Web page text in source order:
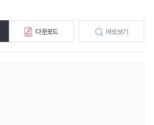
다운로드 바로보기